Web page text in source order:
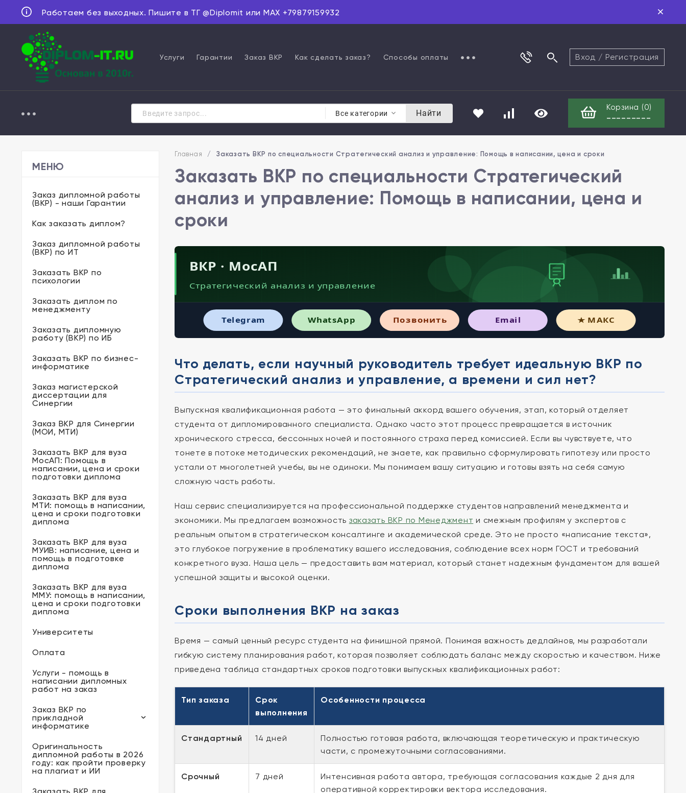
Работаем без выходных. Пишите в ТГ @Diplomit или MAX +79879159932
Услуги Гарантии Заказ ВКР Как сделать заказ? Способы оплаты Вход / Регистрация
Все категории Найти
Корзина (0)
---------
МЕНЮ
Заказ дипломной работы
(ВКР) - наши Гарантии
Как заказать диплом?
Заказ дипломной работы
(ВКР) по ИТ
Заказать ВКР по
психологии
Заказать диплом по
менеджменту
Заказать дипломную
работу (ВКР) по ИБ
Заказать ВКР по бизнес-
информатике
Заказ магистерской
диссертации для
Синергии
Заказ ВКР для Синергии
(МОИ, МТИ)
Заказать ВКР для вуза
МосАП: Помощь в
написании, цена и сроки
подготовки диплома
Заказать ВКР для вуза
МТИ: помощь в написании,
цена и сроки подготовки
диплома
Заказать ВКР для вуза
МУИВ: написание, цена и
помощь в подготовке
диплома
Заказать ВКР для вуза
ММУ: помощь в написании,
цена и сроки подготовки
диплома
Университеты
Оплата
Услуги - помощь в
написании дипломных
работ на заказ
Заказ ВКР по
прикладной
информатике
Оригинальность
дипломной работы в 2026
году: как пройти проверку
на плагиат и ИИ
Главная / Заказать ВКР по специальности Стратегический анализ и управление: Помощь в написании, цена и сроки
Заказать ВКР по специальности Стратегический
анализ и управление: Помощь в написании, цена и
сроки
ВКР · МосАП
Стратегический анализ и управление
Telegram WhatsApp Позвонить Email ★ МАКС
Что делать, если научный руководитель требует идеальную ВКР по
Стратегический анализ и управление, а времени и сил нет?
Выпускная квалификационная работа — это финальный аккорд вашего обучения, этап, который отделяет
студента от дипломированного специалиста. Однако часто этот процесс превращается в источник
хронического стресса, бессонных ночей и постоянного страха перед комиссией. Если вы чувствуете, что
тонете в потоке методических рекомендаций, не знаете, как правильно сформулировать гипотезу или просто
устали от многолетней учебы, вы не одиноки. Мы понимаем вашу ситуацию и готовы взять на себя самую
сложную часть работы.
Наш сервис специализируется на профессиональной поддержке студентов направлений менеджмента и
экономики. Мы предлагаем возможность заказать ВКР по Менеджмент и смежным профилям у экспертов с
реальным опытом в стратегическом консалтинге и академической среде. Это не просто «написание текста»,
это глубокое погружение в проблематику вашего исследования, соблюдение всех норм ГОСТ и требований
конкретного вуза. Наша цель — предоставить вам материал, который станет надежным фундаментом для вашей
успешной защиты и высокой оценки.
Сроки выполнения ВКР на заказ
Время — самый ценный ресурс студента на финишной прямой. Понимая важность дедлайнов, мы разработали
гибкую систему планирования работ, которая позволяет соблюдать баланс между скоростью и качеством. Ниже
приведена таблица стандартных сроков подготовки выпускных квалификационных работ:
Тип заказа
Срок
выполнения
Особенности процесса
Стандартный 14 дней
Полностью готовая работа, включающая теоретическую и практическую
части, с промежуточными согласованиями.
Срочный 7 дней
Интенсивная работа автора, требующая согласования каждые 2 дня для
оперативной корректировки вектора исследования.